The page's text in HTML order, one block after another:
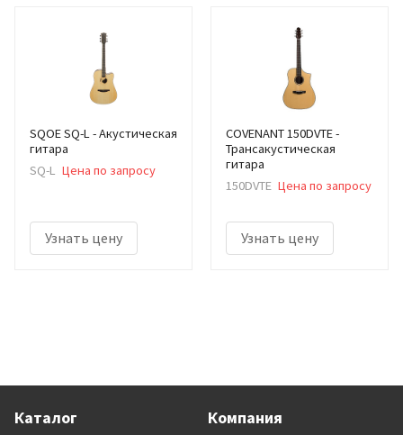
SQOE SQ-L - Акустическая
гитара
SQ-L Цена по запросу
Узнать цену
COVENANT 150DVTE -
Трансакустическая
гитара
150DVTE Цена по запросу
Узнать цену
Каталог Компания